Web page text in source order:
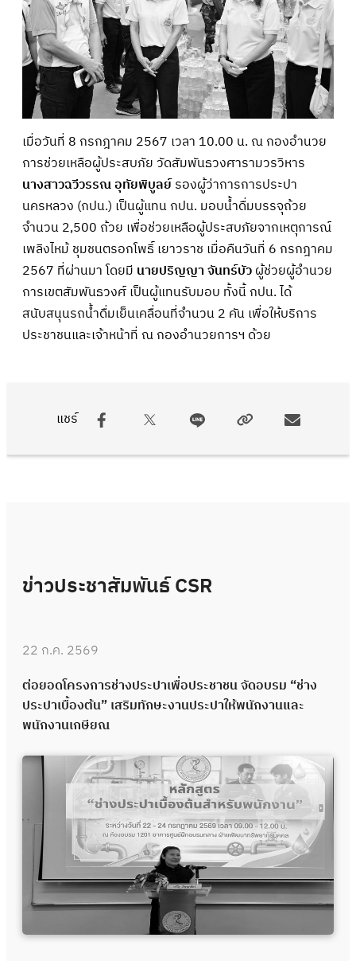
แชร์
เมื่อวันที่ 8 กรกฎาคม 2567 เวลา 10.00 น. ณ กองอำนวย
การช่วยเหลือผู้ประสบภัย วัดสัมพันธวงศารามวรวิหาร
นางสาวฉวีวรรณ อุทัยพิบูลย์รองผู้ว่าการการประปา
นครหลวง (กปน.) เป็นผู้แทน กปน. มอบน้ำดื่มบรรจุถ้วย
จำนวน 2,500 ถ้วย เพื่อช่วยเหลือผู้ประสบภัยจากเหตุการณ์
เพลิงไหม้ ชุมชนตรอกโพธิ์ เยาวราช เมื่อคืนวันที่ 6 กรกฎาคม
2567 ที่ผ่านมา โดยมี นายปริญญา จันทร์บัวผู้ช่วยผู้อำนวย
การเขตสัมพันธวงศ์ เป็นผู้แทนรับมอบ ทั้งนี้ กปน. ได้
สนับสนุนรถน้ำดื่มเย็นเคลื่อนที่จำนวน 2 คัน เพื่อให้บริการ
ประชาชนและเจ้าหน้าที่ ณ กองอำนวยการฯ ด้วย
ข่าวประชาสัมพันธ์ CSR
22 ก.ค. 2569
ต่อยอดโครงการช่างประปาเพื่อประชาชน จัดอบรม “ช่าง
ประปาเบื้องต้น” เสริมทักษะงานประปาให้พนักงานและ
พนักงานเกษียณ